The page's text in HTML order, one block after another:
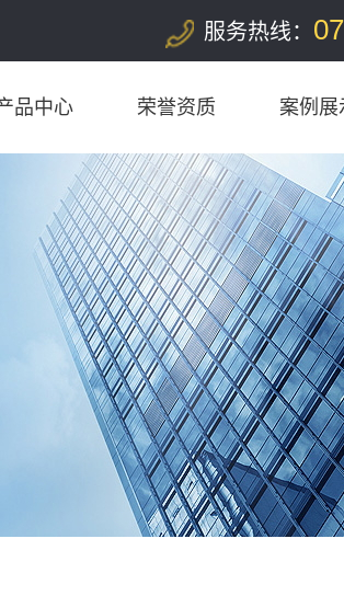
服务热线：
品中心
江苏12MM
江苏14.8MM
江苏16MM
江苏18MM
荣誉资质 案例展
工程案